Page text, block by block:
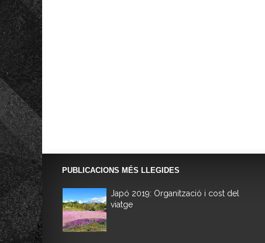
PUBLICACIONS MÉS LLEGIDES
Japó 2019: Organització i cost del
viatge